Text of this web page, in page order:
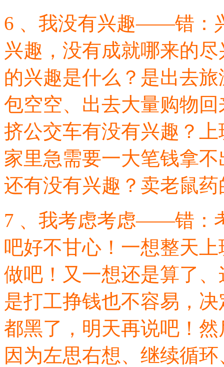
6 、我没有兴趣——错：
兴趣，没有成就哪来的
的兴趣是什么？是出去
包空空、出去大量购物
挤公交车有没有兴趣？
家里急需要一大笔钱拿
还有没有兴趣？卖老鼠
7 、我考虑考虑——错：
吧好不甘心！一想整天
做吧！又一想还是算了
是打工挣钱也不容易，
都黑了，明天再说吧！
因为左思右想、继续循